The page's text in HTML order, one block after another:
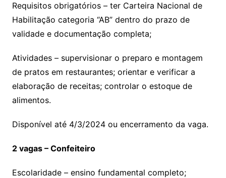
Requisitos obrigatórios – ter Carteira Nacional de
Habilitação categoria “AB” dentro do prazo de
validade e documentação completa;
Atividades – supervisionar o preparo e montagem
de pratos em restaurantes; orientar e verificar a
elaboração de receitas; controlar o estoque de
alimentos.
Disponível até 4/3/2024 ou encerramento da vaga.
2 vagas – Confeiteiro
Escolaridade – ensino fundamental completo;